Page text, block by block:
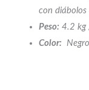
con diábolos
Peso: 4.2 kg
Color: Negro